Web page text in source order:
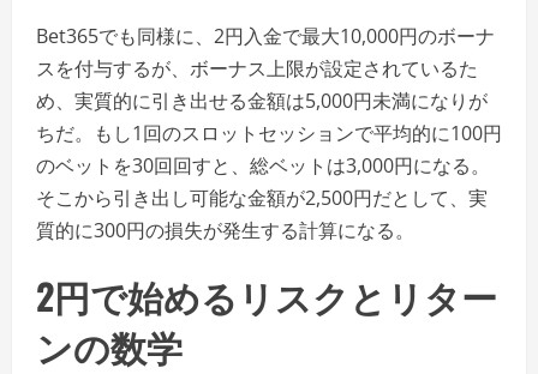
Bet365でも同様に、2円入金で最大10,000円のボーナ
スを付与するが、ボーナス上限が設定されているた
め、実質的に引き出せる金額は5,000円未満になりが
ちだ。もし1回のスロットセッションで平均的に100円
のベットを30回回すと、総ベットは3,000円になる。
そこから引き出し可能な金額が2,500円だとして、実
質的に300円の損失が発生する計算になる。
2円で始めるリスクとリター
ンの数学